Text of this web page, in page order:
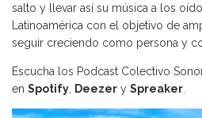
salto y llevar así su música a los
Latinoamérica con el objetivo de
seguir creciendo como persona y
Escucha los Podcast Colectivo
en Spotify Deezer y Spreaker